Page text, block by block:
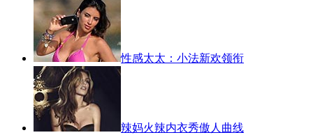
性感太太：小法新欢领衔
辣妈火辣内衣秀傲人曲线